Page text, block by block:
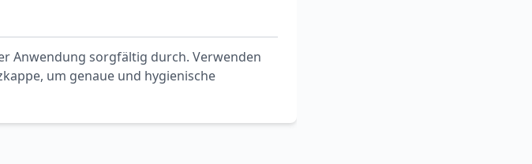
Anwendung sorgfältig durch. Verwenden
um genaue und hygienische